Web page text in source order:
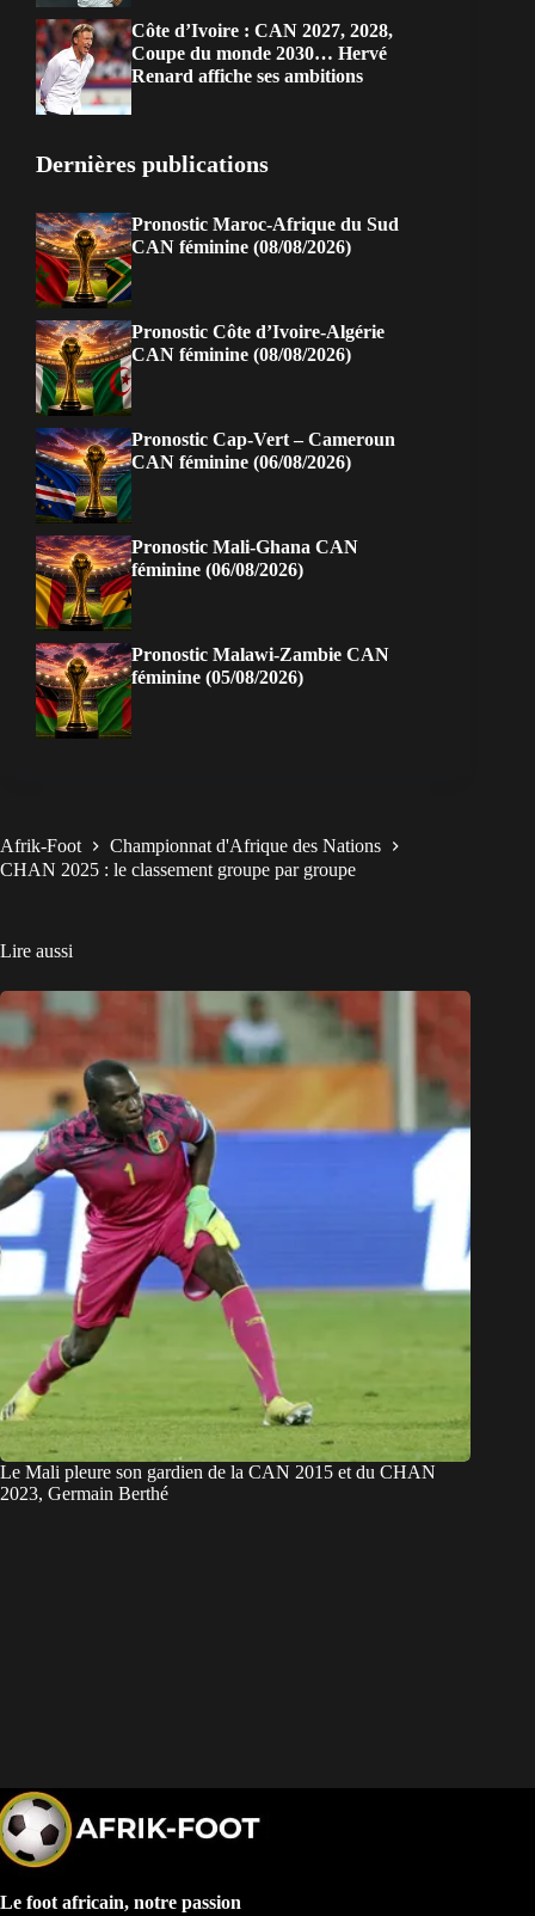
Côte d’Ivoire : CAN 2027, 2028,
Coupe du monde 2030… Hervé
Renard affiche ses ambitions
Dernières publications
Pronostic Maroc-Afrique du Sud
CAN féminine (08/08/2026)
Pronostic Côte d’Ivoire-Algérie
CAN féminine (08/08/2026)
Pronostic Cap-Vert – Cameroun
CAN féminine (06/08/2026)
Pronostic Mali-Ghana CAN
féminine (06/08/2026)
Pronostic Malawi-Zambie CAN
féminine (05/08/2026)
Afrik-Foot
Championnat d'Afrique des Nations
CHAN 2025 : le classement groupe par groupe
Lire aussi
Le Mali pleure son gardien de la CAN 2015 et du CHAN
2023, Germain Berthé
Le foot africain, notre passion